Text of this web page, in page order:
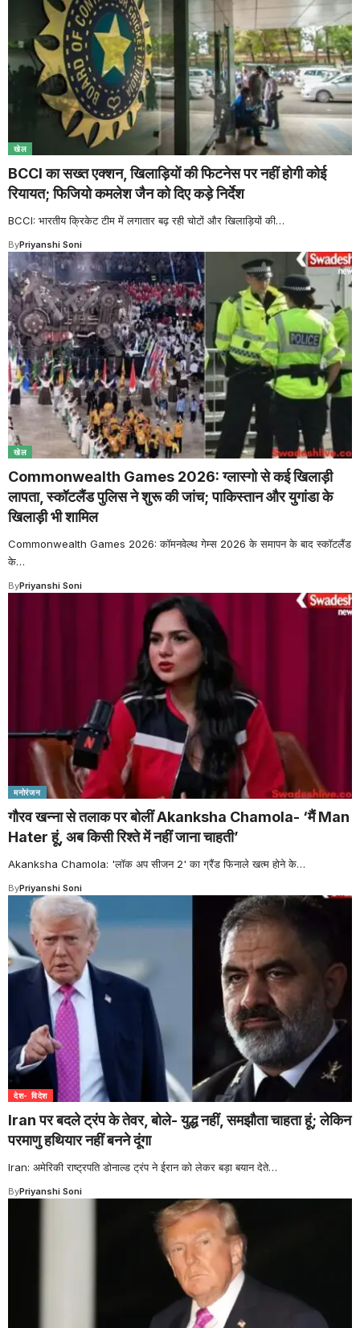
खेल
BCCI का सख्त एक्शन, खिलाड़ियों की फिटनेस पर नहीं होगी कोई
रियायत; फिजियो कमलेश जैन को दिए कड़े निर्देश
BCCI: भारतीय क्रिकेट टीम में लगातार बढ़ रही चोटों और खिलाड़ियों की…
ByPriyanshi Soni
खेल
Commonwealth Games 2026: ग्लास्गो से कई खिलाड़ी
लापता, स्कॉटलैंड पुलिस ने शुरू की जांच; पाकिस्तान और युगांडा के
खिलाड़ी भी शामिल
Commonwealth Games 2026: कॉमनवेल्थ गेम्स 2026 के समापन के बाद स्कॉटलैंड
के…
ByPriyanshi Soni
मनोरंजन
गौरव खन्ना से तलाक पर बोलीं Akanksha Chamola- ‘मैं Man
Hater हूं, अब किसी रिश्ते में नहीं जाना चाहती’
Akanksha Chamola: 'लॉक अप सीजन 2' का ग्रैंड फिनाले खत्म होने के…
ByPriyanshi Soni
देश- विदेश
Iran पर बदले ट्रंप के तेवर, बोले- युद्ध नहीं, समझौता चाहता हूं; लेकिन
परमाणु हथियार नहीं बनने दूंगा
Iran: अमेरिकी राष्ट्रपति डोनाल्ड ट्रंप ने ईरान को लेकर बड़ा बयान देते…
ByPriyanshi Soni